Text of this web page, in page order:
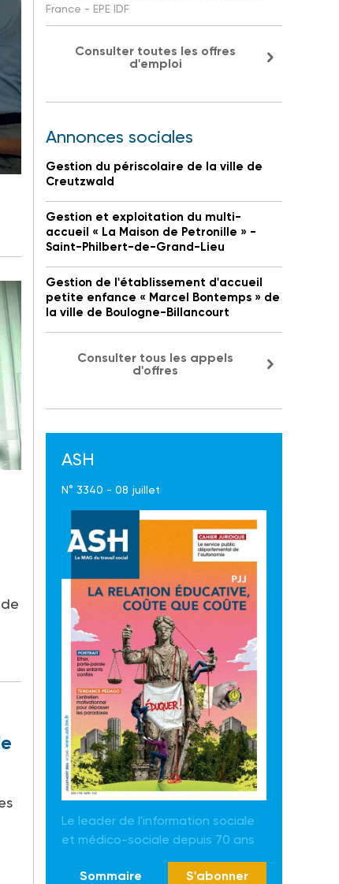
France - EPE IDF
Consulter toutes les offres
d'emploi
Annonces sociales
Gestion du périscolaire de la ville de
Creutzwald
Gestion et exploitation du multi-
accueil « La Maison de Petronille » -
Saint-Philbert-de-Grand-Lieu
Gestion de l'établissement d'accueil
petite enfance « Marcel Bontemps » de
la ville de Boulogne-Billancourt
Consulter tous les appels
d'offres
ASH
N° 3340 - 08 juillet
Le leader de l'information sociale
et médico-sociale depuis 70 ans
Sommaire S'abonner